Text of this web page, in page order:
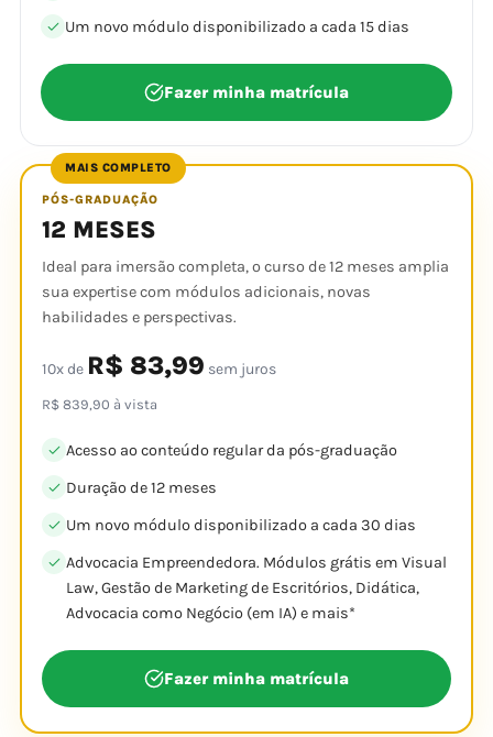
Um novo módulo disponibilizado a cada 15 dias
Fazer minha matrícula
MAIS COMPLETO
PÓS-GRADUAÇÃO
12 MESES
Ideal para imersão completa, o curso de 12 meses amplia
sua expertise com módulos adicionais, novas
habilidades e perspectivas.
10x de R$ 83,99 sem juros
R$ 839,90 à vista
Acesso ao conteúdo regular da pós-graduação
Duração de 12 meses
Um novo módulo disponibilizado a cada 30 dias
Advocacia Empreendedora. Módulos grátis em Visual
Law, Gestão de Marketing de Escritórios, Didática,
Advocacia como Negócio (em IA) e mais*
Fazer minha matrícula